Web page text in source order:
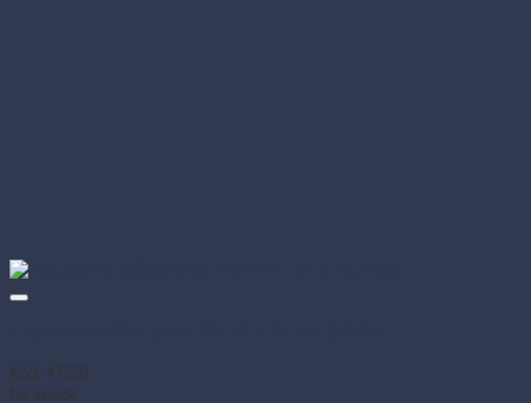
Kód: 47328
Na sklade